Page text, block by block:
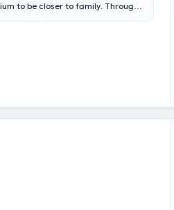
to be closer to family. Through
followed courses in
about the links between the